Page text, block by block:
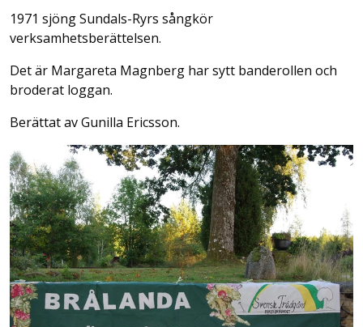
1971 sjöng Sundals-Ryrs sångkör
verksamhetsberättelsen.
Det är Margareta Magnberg har sytt banderollen och
broderat loggan.
Berättat av Gunilla Ericsson.